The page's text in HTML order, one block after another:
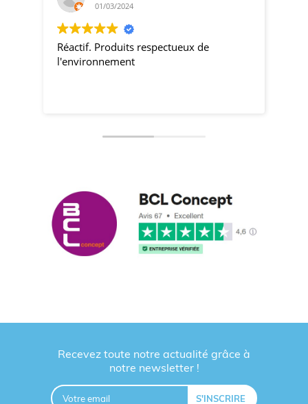
01/03/2024
Réactif. Produits respectueux de
l'environnement
Recevez toute notre actualité grâce à
notre newsletter !